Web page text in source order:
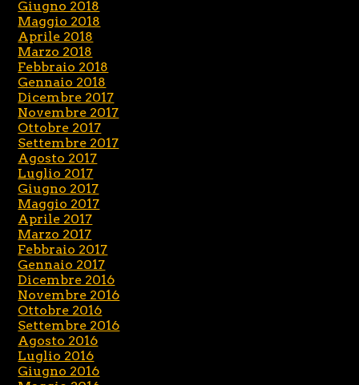
Giugno 2018
Maggio 2018
Aprile 2018
Marzo 2018
Febbraio 2018
Gennaio 2018
Dicembre 2017
Novembre 2017
Ottobre 2017
Settembre 2017
Agosto 2017
Luglio 2017
Giugno 2017
Maggio 2017
Aprile 2017
Marzo 2017
Febbraio 2017
Gennaio 2017
Dicembre 2016
Novembre 2016
Ottobre 2016
Settembre 2016
Agosto 2016
Luglio 2016
Giugno 2016